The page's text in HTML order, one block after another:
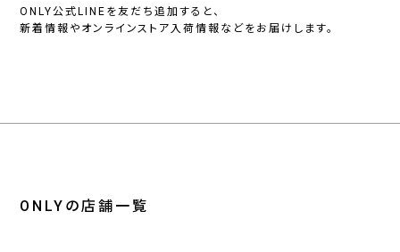
ONLY公式LINEを友だち追加すると、
新着情報やオンラインストア入荷情報などをお届けします。
ONLYの店舗一覧